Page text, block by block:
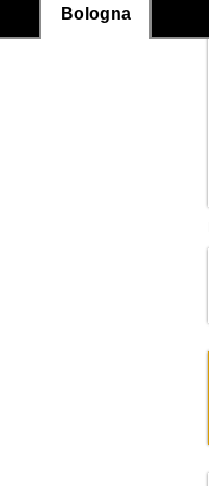
Bologna